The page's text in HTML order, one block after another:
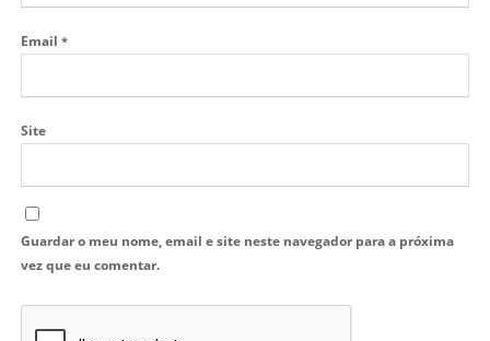
Email *
Site
Guardar o meu nome, email e site neste navegador para a próxima
vez que eu comentar.